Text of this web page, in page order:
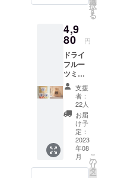
お買い物い
ただくこと
で、誰でも
保護ねこ活
動に参加で
きます。
毎週校舎に
て「にちよ
う定期譲渡
会」を開催
していま
くださ
い リ
ターン
はお礼
のメー
ル＆
メール
に添付
した
ティア
ハイム
小学校
の猫た
ちの写
真2～3
枚にな
択
す
る
4,9
80 円
ドライ
フルー
ツミニ
パック
２つ＋
高梁紅
茶６P
パック
＋ロイ
君巾着
■ドライ
フルー
ツミニ
支援
者：
22人
お届
け予
定：
2023
年08
月
こ
の
リ
タ
ー